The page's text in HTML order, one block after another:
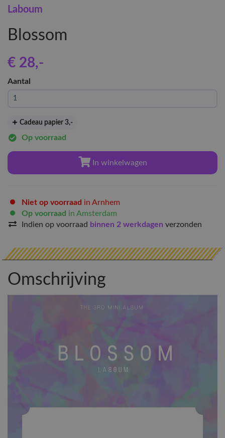
Laboum
Blossom
€ 28,-
Aantal
Cadeau papier 3,-
Op voorraad
In winkelwagen
Niet op voorraad in Arnhem
Op voorraad in Amsterdam
Indien op voorraad binnen 2 werkdagen verzonden
Omschrijving